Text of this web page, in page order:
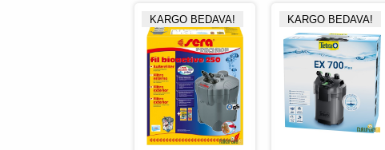
KARGO BEDAVA! KARGO BEDAVA!